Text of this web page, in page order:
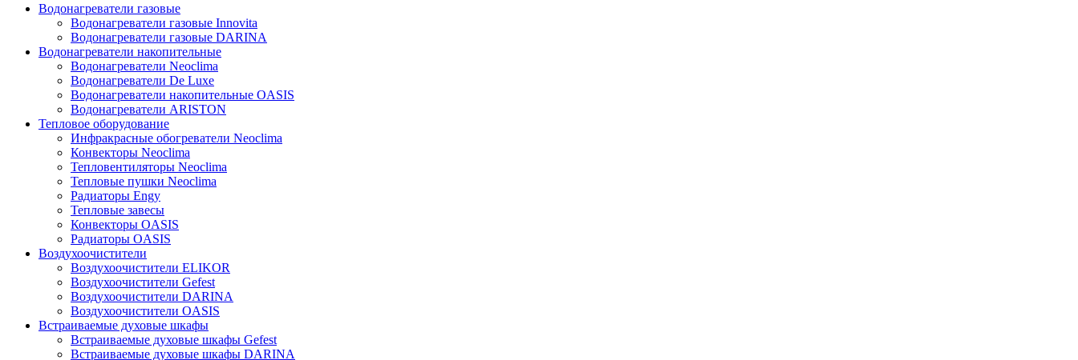
Водонагреватели газовые
Водонагреватели газовые Innovita
Водонагреватели газовые DARINA
Водонагреватели накопительные
Водонагреватели Neoclima
Водонагреватели De Luxe
Водонагреватели накопительные OASIS
Водонагреватели ARISTON
Тепловое оборудование
Инфракрасные обогреватели Neoclima
Конвекторы Neoclima
Тепловентиляторы Neoclima
Тепловые пушки Neoclima
Радиаторы Engy
Тепловые завесы
Конвекторы OASIS
Радиаторы OASIS
Воздухоочистители
Воздухоочистители ELIKOR
Воздухоочистители Gefest
Воздухоочистители DARINA
Воздухоочистители OASIS
Встраиваемые духовые шкафы
Встраиваемые духовые шкафы Gefest
Встраиваемые духовые шкафы DARINA